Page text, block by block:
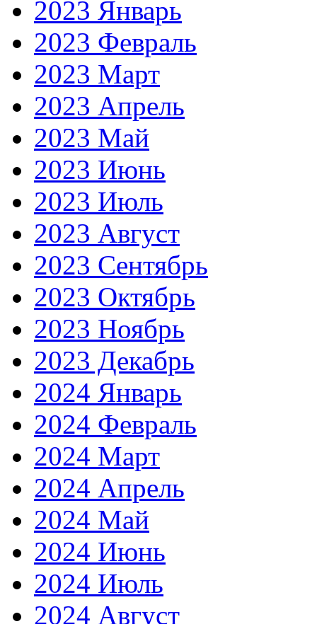
2023 Январь
2023 Февраль
2023 Март
2023 Апрель
2023 Май
2023 Июнь
2023 Июль
2023 Август
2023 Сентябрь
2023 Октябрь
2023 Ноябрь
2023 Декабрь
2024 Январь
2024 Февраль
2024 Март
2024 Апрель
2024 Май
2024 Июнь
2024 Июль
2024 Август